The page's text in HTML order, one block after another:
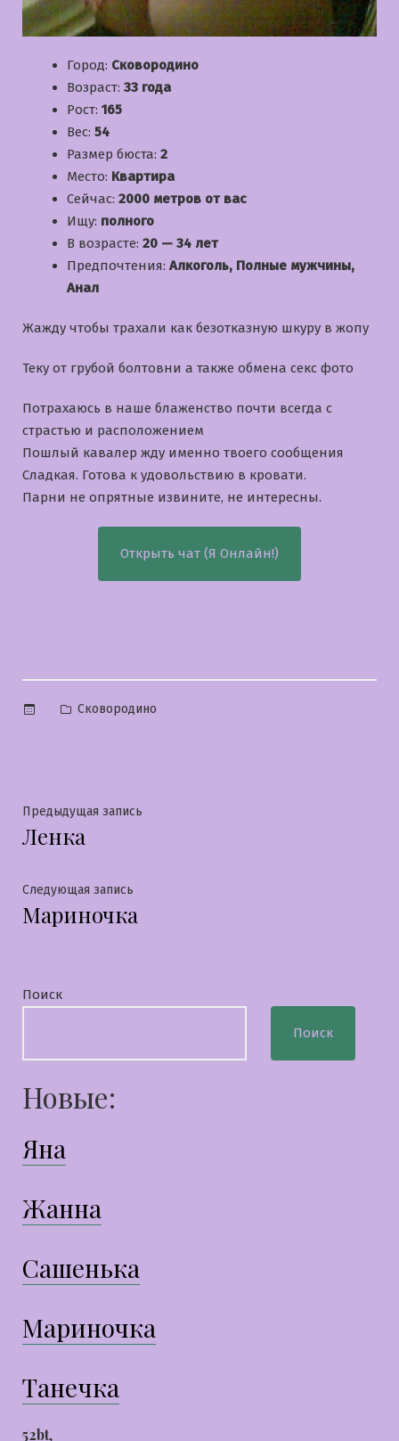
Город: Сковородино
Возраст: 33 года
Рост: 165
Вес: 54
Размер бюста: 2
Место: Квартира
Сейчас: 2000 метров от вас
Ищу: полного
В возрасте: 20 — 34 лет
Предпочтения: Алкоголь, Полные мужчины,
Анал
Жажду чтобы трахали как безотказную шкуру в жопу
Теку от грубой болтовни а также обмена секс фото
Потрахаюсь в наше блаженство почти всегда с
страстью и расположением
Пошлый кавалер жду именно твоего сообщения
Сладкая. Готова к удовольствию в кровати.
Парни не опрятные извините, не интересны.
Открыть чат (Я Онлайн!)
Опубликовано
Сковородино
Навигация
по
записям
Предыдущая запись
Ленка
Следующая запись
запись:
Мариночка
Поиск
Поиск
Новые:
Яна
Жанна
Сашенька
Мариночка
Танечка
52bt,